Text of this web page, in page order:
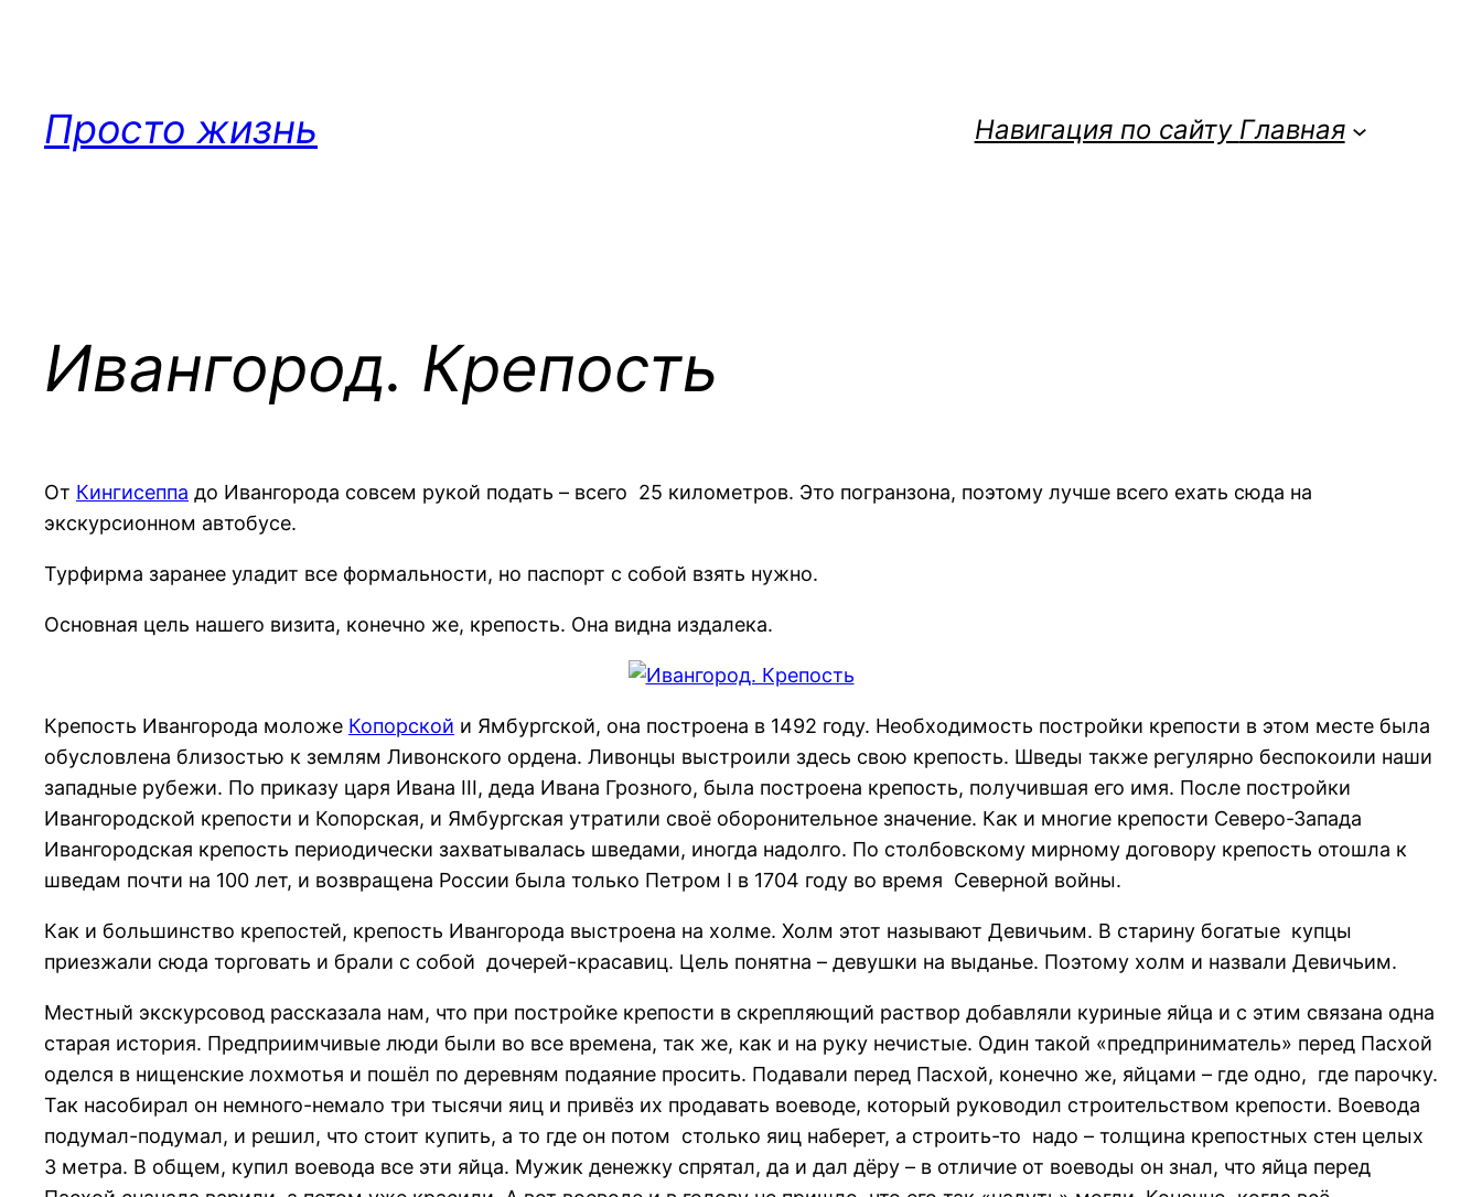
Просто жизнь Навигация по сайту Главная
Ивангород. Крепость
От Кингисеппа до Ивангорода совсем рукой подать – всего 25 километров. Это погранзона, поэтому лучше всего ехать сюда на
экскурсионном автобусе.
Турфирма заранее уладит все формальности, но паспорт с собой взять нужно.
Основная цель нашего визита, конечно же, крепость. Она видна издалека.
Крепость Ивангорода моложе Копорской и Ямбургской, она построена в 1492 году. Необходимость постройки крепости в этом месте была
обусловлена близостью к землям Ливонского ордена. Ливонцы выстроили здесь свою крепость. Шведы также регулярно беспокоили наши
западные рубежи. По приказу царя Ивана III, деда Ивана Грозного, была построена крепость, получившая его имя. После постройки
Ивангородской крепости и Копорская, и Ямбургская утратили своё оборонительное значение. Как и многие крепости Северо-Запада
Ивангородская крепость периодически захватывалась шведами, иногда надолго. По столбовскому мирному договору крепость отошла к
шведам почти на 100 лет, и возвращена России была только Петром I в 1704 году во время Северной войны.
Как и большинство крепостей, крепость Ивангорода выстроена на холме. Холм этот называют Девичьим. В старину богатые купцы
приезжали сюда торговать и брали с собой дочерей-красавиц. Цель понятна – девушки на выданье. Поэтому холм и назвали Девичьим.
Местный экскурсовод рассказала нам, что при постройке крепости в скрепляющий раствор добавляли куриные яйца и с этим связана одна
старая история. Предприимчивые люди были во все времена, так же, как и на руку нечистые. Один такой «предприниматель» перед Пасхой
оделся в нищенские лохмотья и пошёл по деревням подаяние просить. Подавали перед Пасхой, конечно же, яйцами – где одно, где парочку.
Так насобирал он немного-немало три тысячи яиц и привёз их продавать воеводе, который руководил строительством крепости. Воевода
подумал-подумал, и решил, что стоит купить, а то где он потом столько яиц наберет, а строить-то надо – толщина крепостных стен целых
3 метра. В общем, купил воевода все эти яйца. Мужик денежку спрятал, да и дал дёру – в отличие от воеводы он знал, что яйца перед